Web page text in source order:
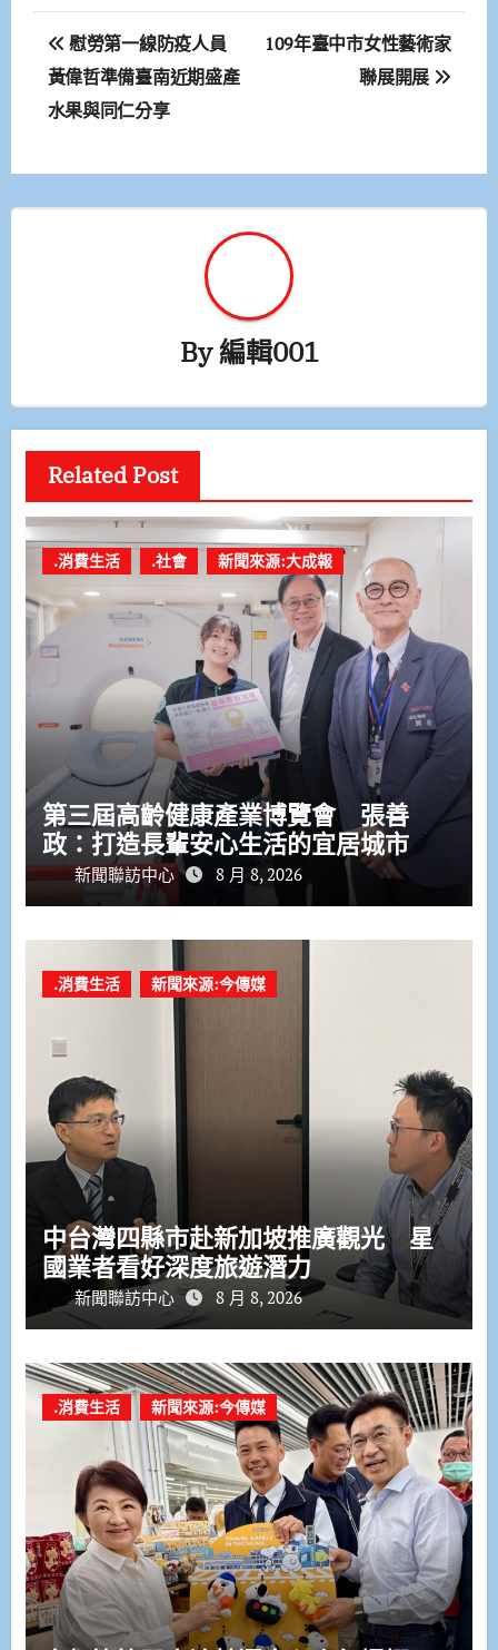
文
章
導
覽
慰勞第一線防疫人員
黃偉哲準備臺南近期盛產
水果與同仁分享
109年臺中市女性藝術家
聯展開展
By編輯001
Related Post
.消費生活 .社會 新聞來源:大成報
第三屆高齡健康產業博覽會 張善
政：打造長輩安心生活的宜居城市
新聞聯訪中心 8 月 8, 2026
.消費生活 新聞來源:今傳媒
中台灣四縣市赴新加坡推廣觀光 星
國業者看好深度旅遊潛力
新聞聯訪中心 8 月 8, 2026
.消費生活 新聞來源:今傳媒